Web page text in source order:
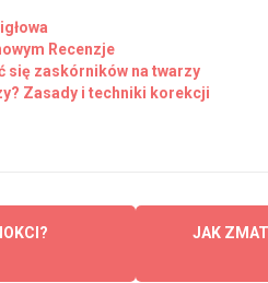
Recenzje
się zaskórników na twarzy
Zasady i techniki korekcji
JAK